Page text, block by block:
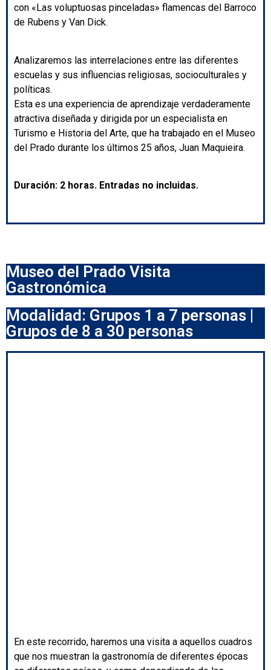
con «Las voluptuosas pinceladas» flamencas del Barroco
de Rubens y Van Dick.
Analizaremos las interrelaciones entre las diferentes
escuelas y sus influencias religiosas, socioculturales y
políticas.
Esta es una experiencia de aprendizaje verdaderamente
atractiva diseñada y dirigida por un especialista en
Turismo e Historia del Arte, que ha trabajado en el Museo
del Prado durante los últimos 25 años, Juan Maquieira.
Duración: 2 horas. Entradas no incluidas.
Museo del Prado Visita
Gastronómica
Modalidad: Grupos 1 a 7 personas |
Grupos de 8 a 30 personas
En este recorrido, haremos una visita a aquellos cuadros
que nos muestran la gastronomía de diferentes épocas